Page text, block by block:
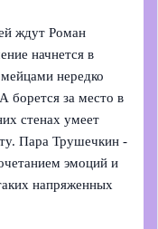
ждут Роман
начнется в
нередко
за место в
стенах умеет
Пара Трушечкин -
эмоций и
напряженных